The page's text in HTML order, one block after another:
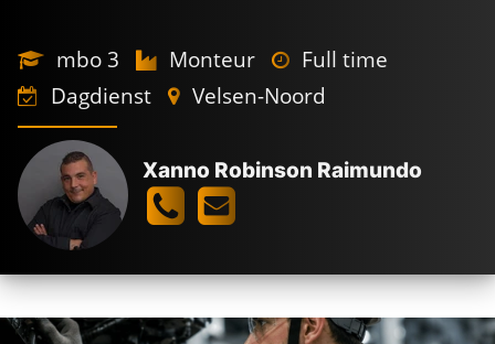
VACATURES
MONTEUR
De kracht achterjouw nieuwe baan
mbo 3 Monteur
Full time
Dagdienst
Velsen-Noord
Xanno Robinson Raimundo